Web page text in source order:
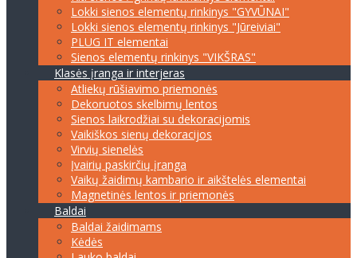
Lokki sienos elementų rinkinys "GYVŪNAI"
Lokki sienos elementų rinkinys "Jūreiviai"
PLUG IT elementai
Sienos elementų rinkinys "VIKŠRAS"
Klasės įranga ir interjeras
Atliekų rūšiavimo priemonės
Dekoruotos skelbimų lentos
Sienos laikrodžiai su dekoracijomis
Vaikiškos sienų dekoracijos
Virvių sienelės
Įvairių paskirčių įranga
Vaikų žaidimų kambario ir aikštelės elementai
Magnetinės lentos ir priemonės
Baldai
Baldai žaidimams
Kėdės